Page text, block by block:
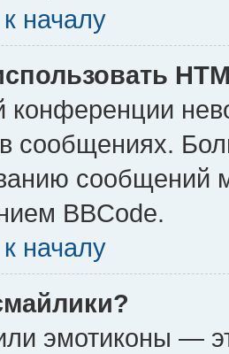
началу
конференции
сообщениях.
сообщений
BBCode.
началу
эмотиконы —